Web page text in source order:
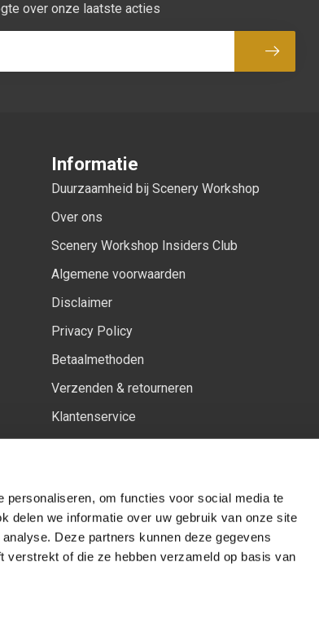
om functies voor social media te
delen we informatie over uw gebruik van onze site
Deze partners kunnen deze gegevens
verstrekt of die ze hebben verzameld op basis van
over onze laatste acties
Abonneer
Informatie
Duurzaamheid bij Scenery Workshop
Over ons
Scenery Workshop Insiders Club
Algemene voorwaarden
Disclaimer
Privacy Policy
Betaalmethoden
Verzenden & retourneren
Klantenservice
ons op:
Facebook
YoutubeInstagram